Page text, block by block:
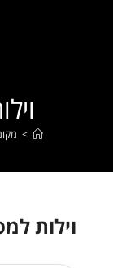
>
וילות